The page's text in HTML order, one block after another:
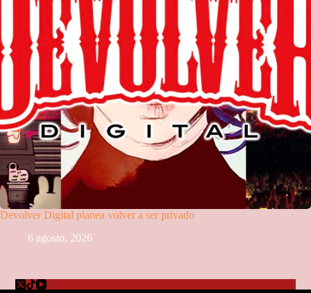
Devolver Digital planea volver a ser privado
6 agosto, 2026